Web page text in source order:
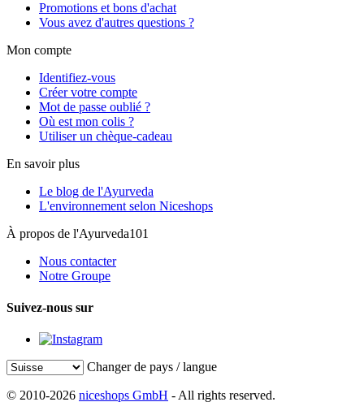
Promotions et bons d'achat
Vous avez d'autres questions ?
Mon compte
Identifiez-vous
Créer votre compte
Mot de passe oublié ?
Où est mon colis ?
Utiliser un chèque-cadeau
En savoir plus
Le blog de l'Ayurveda
L'environnement selon Niceshops
À propos de l'Ayurveda101
Nous contacter
Notre Groupe
Suivez-nous sur
Changer de pays / langue
© 2010-2026 niceshops GmbH - All rights reserved.